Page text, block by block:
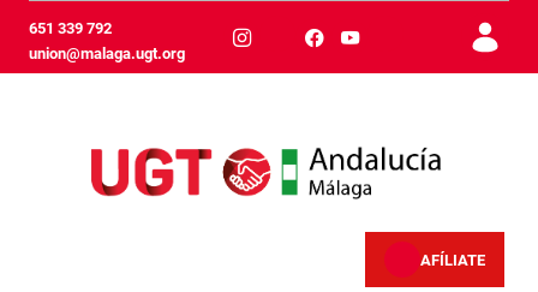
メインコンテンツにスキップ
651 339 792
union@malaga.ugt.org
AFÍLIATE